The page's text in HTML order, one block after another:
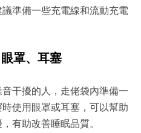
準備一些充電線和流動充電
罩、耳塞
干擾的人，走佬袋內準備一
使用眼罩或耳塞，可以幫助
有助改善睡眠品質。